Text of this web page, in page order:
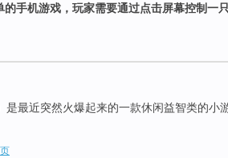
手机游戏，玩家需要通过点击屏幕控制一
是最近突然火爆起来的一款休闲益智类的小